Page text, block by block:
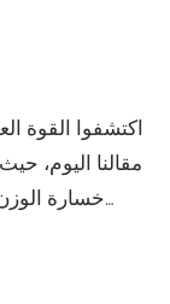
اكتشفوا القوة
مقالنا اليوم،
خسارة الوزن بشكل سريع وفعال. يُعتبر التخسيس السر…